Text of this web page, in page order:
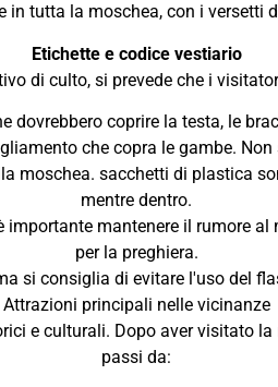
in tutta la moschea, con i
Etichette e codice vestiario
di culto, si prevede che i
dovrebbero coprire la testa, le
che copra le gambe.
moschea. sacchetti di plastica
mentre dentro.
mantenere il rumore
per la preghiera.
si consiglia di evitare l'uso del
Attrazioni principali nelle vicinanze
e culturali. Dopo aver visitato
passi da: